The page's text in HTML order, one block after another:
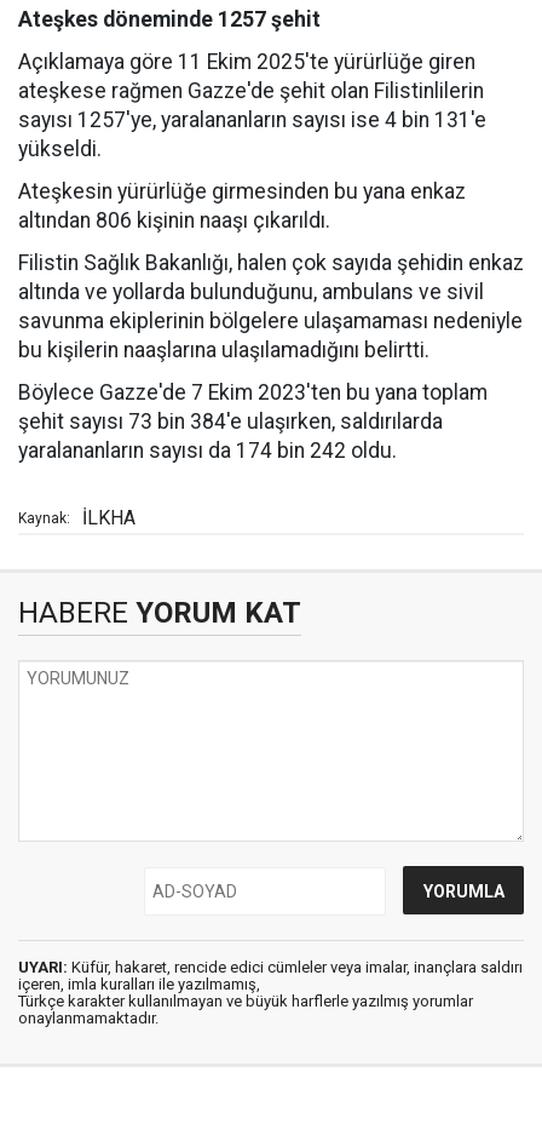
Ateşkes döneminde 1257 şehit
Açıklamaya göre 11 Ekim 2025'te yürürlüğe giren
ateşkese rağmen Gazze'de şehit olan Filistinlilerin
sayısı 1257'ye, yaralananların sayısı ise 4 bin 131'e
yükseldi.
Ateşkesin yürürlüğe girmesinden bu yana enkaz
altından 806 kişinin naaşı çıkarıldı.
Filistin Sağlık Bakanlığı, halen çok sayıda şehidin enkaz
altında ve yollarda bulunduğunu, ambulans ve sivil
savunma ekiplerinin bölgelere ulaşamaması nedeniyle
bu kişilerin naaşlarına ulaşılamadığını belirtti.
Böylece Gazze'de 7 Ekim 2023'ten bu yana toplam
şehit sayısı 73 bin 384'e ulaşırken, saldırılarda
yaralananların sayısı da 174 bin 242 oldu.
Kaynak: İLKHA
HABERE YORUM KAT
UYARI: Küfür, hakaret, rencide edici cümleler veya imalar, inançlara saldırı
içeren, imla kuralları ile yazılmamış,
Türkçe karakter kullanılmayan ve büyük harflerle yazılmış yorumlar
onaylanmamaktadır.